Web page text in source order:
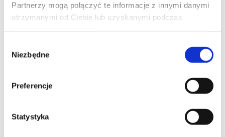
Partnerzy mogą połączyć te informacje z innymi danymi
otrzymanymi od Ciebie lub uzyskanymi podczas
zgody
Niezbędne
Preferencje
Statystyka
Toy Story 5
Zabawki powracają w filmie Disneya i Pixara „Toy Story 5”, w